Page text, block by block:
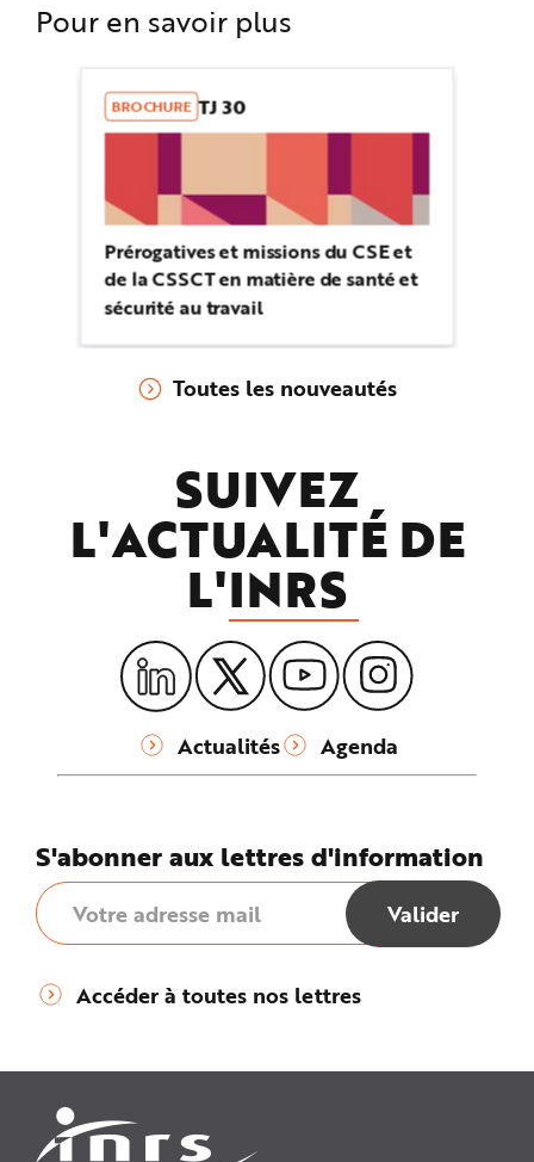
Pour en savoir plus
BROCHURE TJ 30
Prérogatives et missions du CSE et
de la CSSCT en matière de santé et
sécurité au travail
Toutes les nouveautés
SUIVEZ
L'ACTUALITÉ DE
L'INRS
Actualités Agenda
S'abonner aux lettres d'information
Accéder à toutes nos lettres